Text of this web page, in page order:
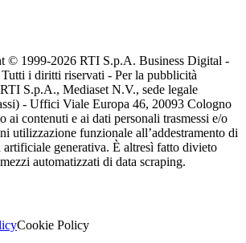
© 1999-2026 RTI S.p.A. Business Digital -
i diritti riservati - Per la pubblicità
S.p.A., Mediaset N.V., sede legale
- Uffici Viale Europa 46, 20093 Cologno
ai contenuti e ai dati personali trasmessi e/o
utilizzazione funzionale all’addestramento di
generativa. È altresì fatto divieto
automatizzati di data scraping.
Cookie Policy